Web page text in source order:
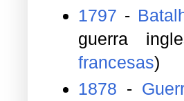
1797 -
guerra
francesas)
1878 -